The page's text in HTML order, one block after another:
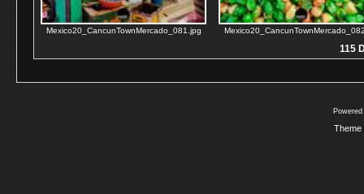
Mexico20_CancunTownMercado_081.jpg
115
Theme